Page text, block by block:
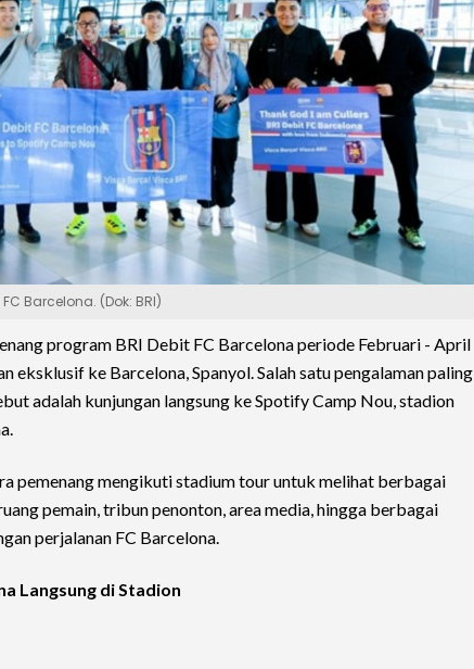
Barcelona. (Dok: BRI)
program BRI Debit FC Barcelona periode Februari - April
eksklusif ke Barcelona, Spanyol. Salah satu pengalaman paling
adalah kunjungan langsung ke Spotify Camp Nou, stadion
pemenang mengikuti stadium tour untuk melihat berbagai
pemain, tribun penonton, area media, hingga berbagai
perjalanan FC Barcelona.
Langsung di Stadion